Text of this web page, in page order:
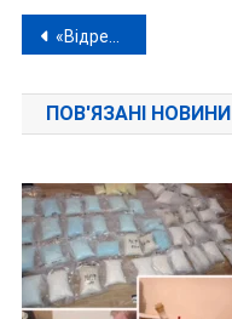
Навігація
записів
«Відремонтували» дорогу на папері: заступника голови Оратівської громади з подільниками звинувачують у оборудці
ПОВ'ЯЗАНІ НОВИНИ